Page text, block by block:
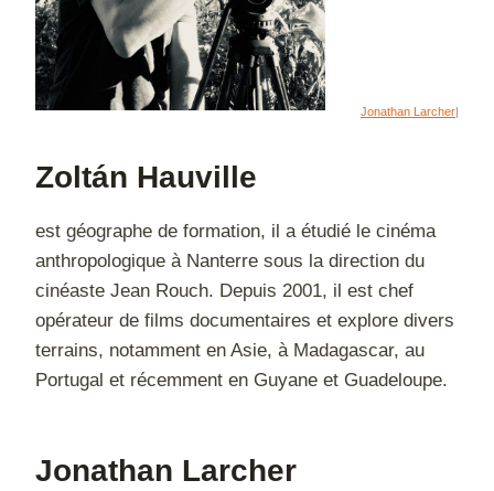
Jonathan Larcher|
Zoltán Hauville
est géographe de formation, il a étudié le cinéma
anthropologique à Nanterre sous la direction du
cinéaste Jean Rouch. Depuis 2001, il est chef
opérateur de films documentaires et explore divers
terrains, notamment en Asie, à Madagascar, au
Portugal et récemment en Guyane et Guadeloupe.
Jonathan Larcher